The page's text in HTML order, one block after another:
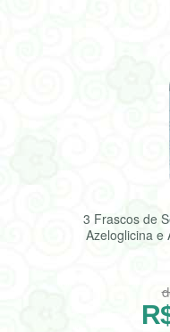
3 Frascos de
Azeloglicina e